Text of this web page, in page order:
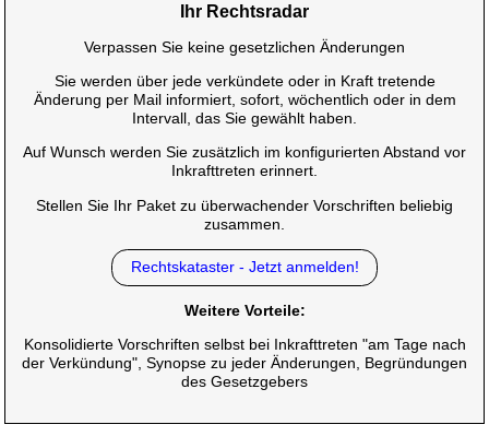
Ihr Rechtsradar
Verpassen Sie keine gesetzlichen Änderungen
Sie werden über jede verkündete oder in Kraft tretende
Änderung per Mail informiert, sofort, wöchentlich oder in dem
Intervall, das Sie gewählt haben.
Auf Wunsch werden Sie zusätzlich im konfigurierten Abstand vor
Inkrafttreten erinnert.
Stellen Sie Ihr Paket zu überwachender Vorschriften beliebig
zusammen.
Rechtskataster - Jetzt anmelden!
Weitere Vorteile:
Konsolidierte Vorschriften selbst bei Inkrafttreten "am Tage nach
der Verkündung", Synopse zu jeder Änderungen, Begründungen
des Gesetzgebers